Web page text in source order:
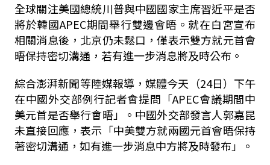
全球關注美國總統川普與中國國家主席習近平是否
將於韓國APEC期間舉行雙邊會晤。就在白宮宣布
相關消息後，北京仍未鬆口，僅表示雙方就元首會
晤保持密切溝通，若有進一步消息將及時公布。
綜合澎湃新聞等陸媒報導，媒體今天（24日）下午
在中國外交部例行記者會提問「APEC會議期間中
美元首是否舉行會晤」。中國外交部發言人郭嘉昆
未直接回應，表示「中美雙方就兩國元首會晤保持
著密切溝通，如有進一步消息中方將及時發布」。